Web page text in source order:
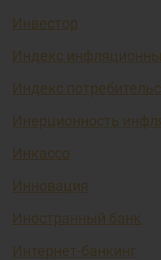
Инвестор
Индекс
Индекс
Инерционность
Инкассо
Инновация
Иностранный банк
Интернет-банкинг